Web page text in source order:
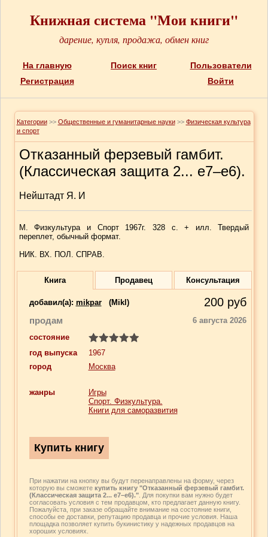
Книжная система "Мои книги"
дарение, купля, продажа, обмен книг
На главную Поиск книг
Пользователи
Регистрация
Войти
Категории >> Общественные и гуманитарные науки >> Физическая культура
и спорт
Отказанный ферзевый гамбит.
(Классическая защита 2... е7–е6).
Нейштадт Я. И
М. Физкультура и Спорт 1967г. 328 с. + илл. Твердый
переплет, обычный формат.
НИК. ВХ. ПОЛ. СПРАВ.
Книга Продавец Консультация
добавил(a): mikpar (Mikl) 200 руб
продам
6 августа 2026
состояние
год выпуска
1967
город
Москва
жанры
Игры
Спорт. Физкультура.
Книги для саморазвития
При нажатии на кнопку вы будут перенаправлены на форму, через
которую вы сможете купить книгу "Отказанный ферзевый гамбит.
(Классическая защита 2... е7–е6).". Для покупки вам нужно будет
согласовать условия с тем продавцом, кто предлагает данную книгу.
Пожалуйста, при заказе обращайте внимание на состояние книги,
способы ее доставки, репутацию продавца и прочие условия. Наша
площадка позволяет купить букинистику у надежных продавцов на
хороших условиях.